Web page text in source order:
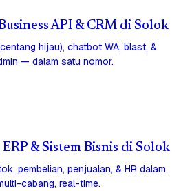
API & CRM di Solok
hijau), chatbot WA, blast, &
— dalam satu nomor.
& Sistem Bisnis di Solok
pembelian, penjualan, & HR dalam
cabang, real-time.